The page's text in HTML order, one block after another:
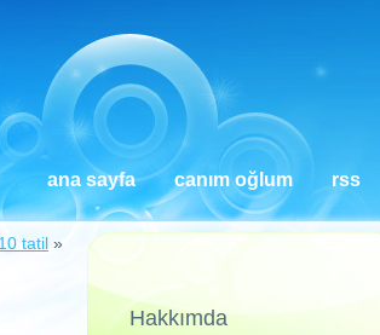
ana sayfa canım oğlum rss
tatil »
Hakkımda